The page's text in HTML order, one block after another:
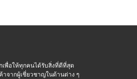
เพื่อให้ทุกคนได้รับสิ่งที่ดีที่สุด
าจากผู้เชี่ยวชาญในด้านต่าง ๆ